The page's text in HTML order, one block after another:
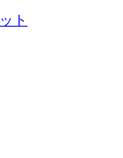
ト